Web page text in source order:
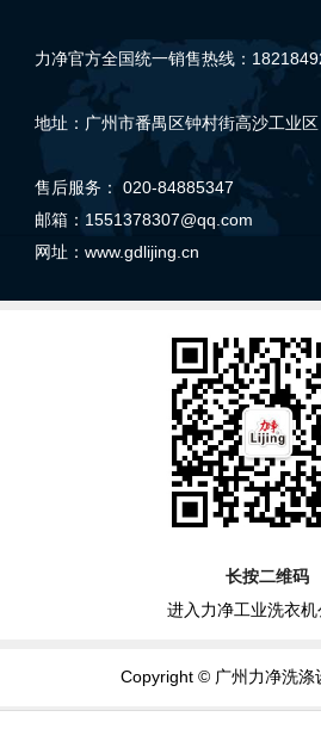
力净官方全国统一销售热线：
地址：广州市番禺区钟村街高沙工业区
售后服务： 020-84885347
邮箱：1551378307@qq.com
网址： www.gdlijing.cn
长按二维码
进入力净工业洗衣
Copyright © 广州力净洗涤